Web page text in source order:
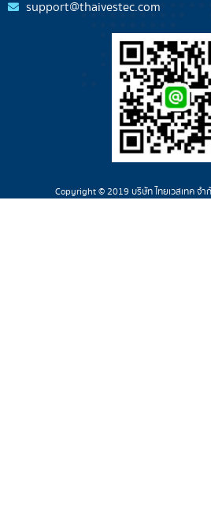
support@thaivestec.com
Copyright © 2019 บริษัท ไทยเวสเทค จ